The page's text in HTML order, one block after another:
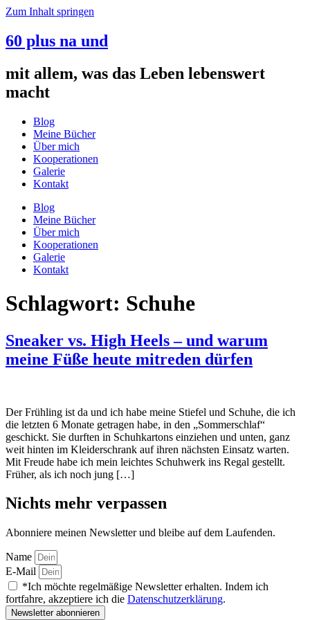
Zum Inhalt springen
60 plus na und
mit allem, was das Leben lebenswert
macht
Blog
Meine Bücher
Über mich
Kooperationen
Galerie
Kontakt
Blog
Meine Bücher
Über mich
Kooperationen
Galerie
Kontakt
Schlagwort: Schuhe
Sneaker vs. High Heels – und warum
meine Füße heute mitreden dürfen
Der Frühling ist da und ich habe meine Stiefel und Schuhe, die ich
die letzten 6 Monate getragen habe, in den „Sommerschlaf“
geschickt. Sie durften in Schuhkartons einziehen und unten, ganz
weit hinten im Kleiderschrank auf ihren nächsten Einsatz warten.
Mit Freude habe ich mein leichtes Schuhwerk ins Regal gestellt.
Früher, als ich noch jung […]
Nichts mehr verpassen
Abonniere meinen Newsletter und bleibe auf dem Laufenden.
Name
E-Mail
*Ich möchte regelmäßige Newsletter erhalten. Indem ich
fortfahre, akzeptiere ich die Datenschutzerklärung.
Newsletter abonnieren